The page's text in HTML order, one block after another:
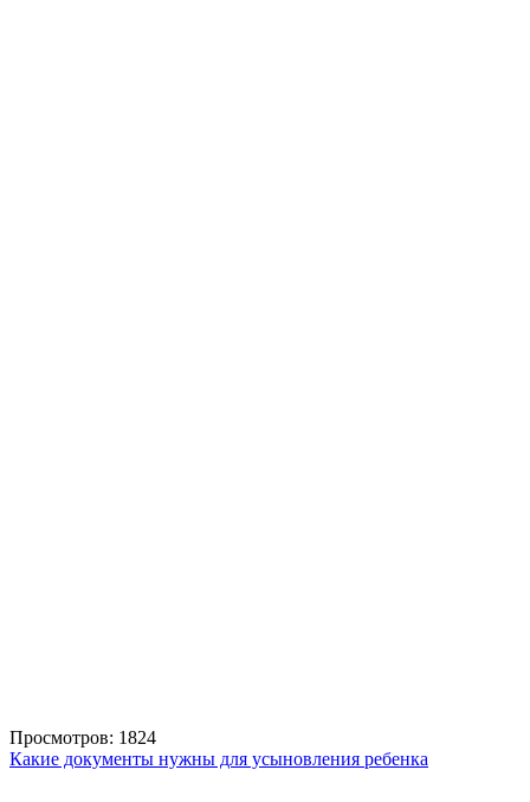
Просмотров: 1824
Какие документы нужны для усыновления ребенка